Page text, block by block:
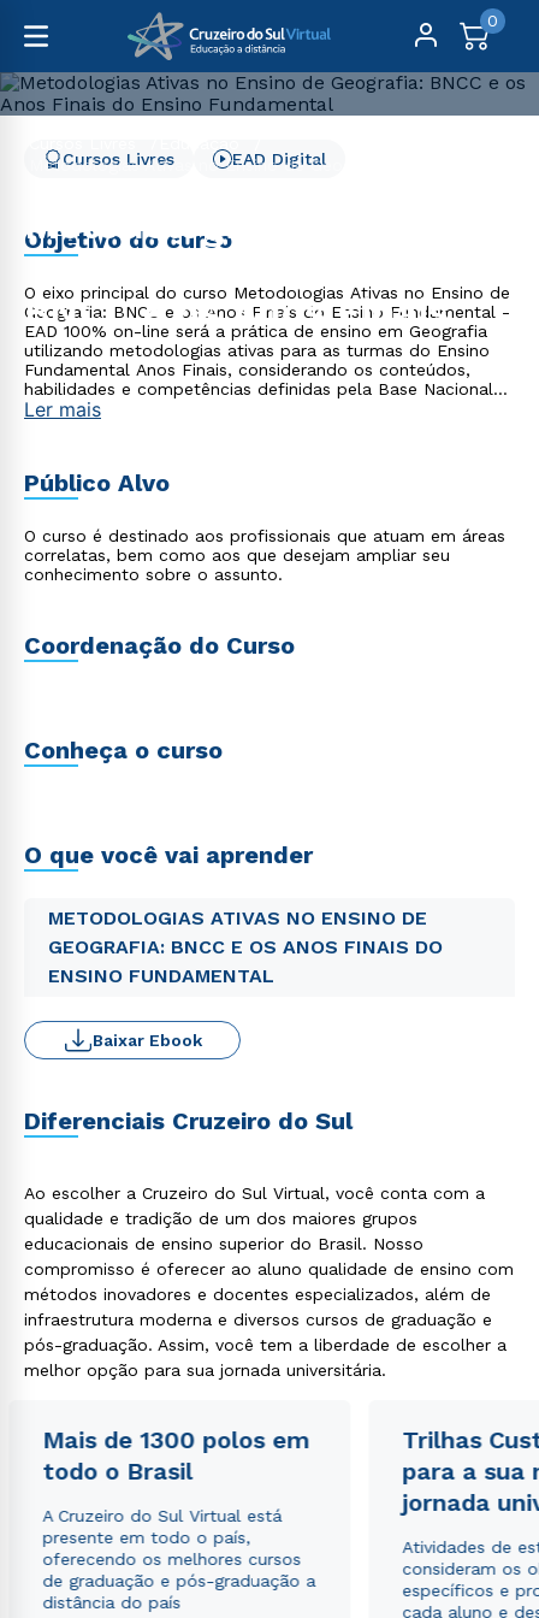
0
Metodologias Ativas no Ensino de Geografia: BNCC e os
Metodologias Ativas no
Ensino de Geografia:
BNCC e os Anos Finais do
Ensino Fundamental
Cursos Livres EAD Digital
Objetivo do curso
O eixo principal do curso Metodologias Ativas no Ensino de
Geografia: BNCC e os Anos Finais do Ensino Fundamental -
EAD 100% on-line será a prática de ensino em Geografia
utilizando metodologias ativas para as turmas do Ensino
Fundamental Anos Finais, considerando os conteúdos,
habilidades e competências definidas pela Base Nacional
Comum Curricular (BNCC), de maneira prática, crítica e
Ler mais
Público Alvo
O curso é destinado aos profissionais que atuam em áreas
correlatas, bem como aos que desejam ampliar seu
conhecimento sobre o assunto.
Coordenação do Curso
Conheça o curso
O que você vai aprender
METODOLOGIAS ATIVAS NO ENSINO DE
GEOGRAFIA: BNCC E OS ANOS FINAIS DO
ENSINO FUNDAMENTAL
Baixar Ebook
Diferenciais Cruzeiro do Sul
Ao escolher a Cruzeiro do Sul Virtual, você conta com a
qualidade e tradição de um dos maiores grupos
educacionais de ensino superior do Brasil. Nosso
compromisso é oferecer ao aluno qualidade de ensino com
métodos inovadores e docentes especializados, além de
infraestrutura moderna e diversos cursos de graduação e
pós-graduação. Assim, você tem a liberdade de escolher a
melhor opção para sua jornada universitária.
Mais de 1300 polos em
todo o Brasil
A Cruzeiro do Sul Virtual está
presente em todo o país,
oferecendo os melhores cursos
de graduação e pós-graduação a
distância do país
Trilhas
para a sua
jornada
Atividades de
consideram os
específicos e
cada aluno e